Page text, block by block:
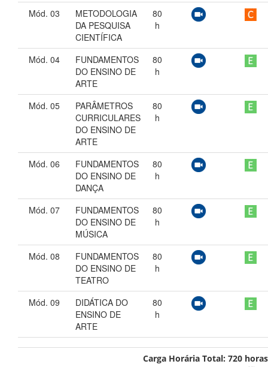
Mód. 03
METODOLOGIA
DA PESQUISA
CIENTÍFICA
80
h
Mód. 04
FUNDAMENTOS
DO ENSINO DE
ARTE
80
h
Mód. 05
PARÂMETROS
CURRICULARES
DO ENSINO DE
ARTE
80
h
Mód. 06
FUNDAMENTOS
DO ENSINO DE
DANÇA
80
h
Mód. 07
FUNDAMENTOS
DO ENSINO DE
MÚSICA
80
h
Mód. 08
FUNDAMENTOS
DO ENSINO DE
TEATRO
80
h
Mód. 09
DIDÁTICA DO
ENSINO DE
ARTE
80
h
Carga Horária Total: 720 horas